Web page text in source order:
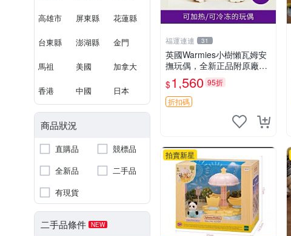
高雄市 屏東縣 花蓮縣
台東縣 澎湖縣 金門
馬祖 美國 加拿大
香港 中國 日本
商品狀況
直購品
競標品
全新品
二手品
有現貨
二手品條件 NEW
福運連連 31
英國Warmies小樹懶瓦姆安
撫玩偶，全新正品附原廠吊
牌與防塵袋，內藏薰衣草可
加熱，適合各個年齡層，冷
暖兩用享受抱抱樂趣，不容
錯過嚴選好物 溫暖 冷感
$1,560 95折
折扣碼
拍賣新星